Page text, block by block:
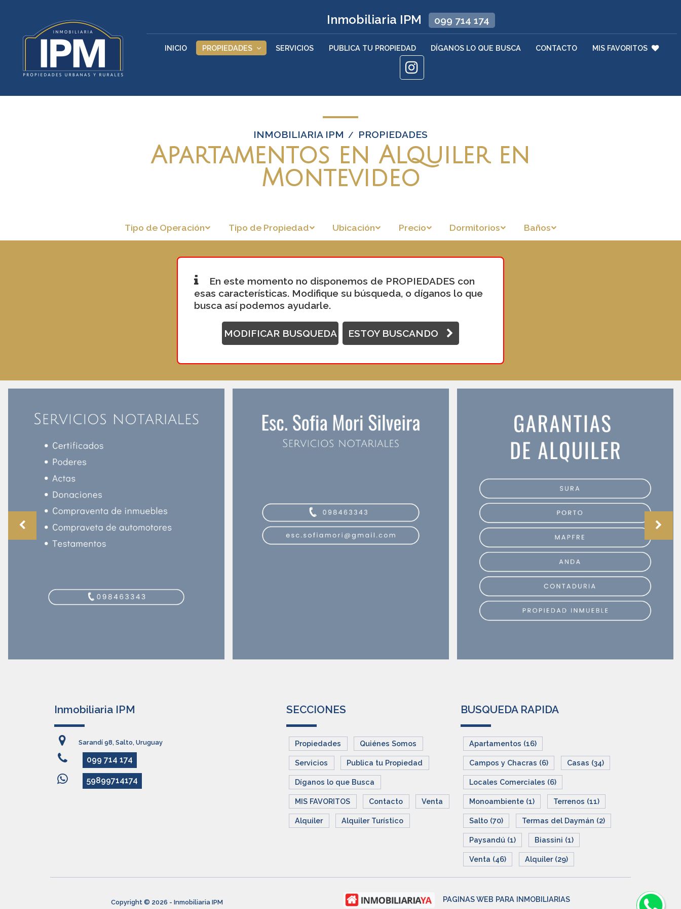
Inmobiliaria IPM 099 714 174
INICIO PROPIEDADES SERVICIOS PUBLICA TU PROPIEDAD DÍGANOS LO QUE BUSCA CONTACTO MIS FAVORITOS
INMOBILIARIA IPM / PROPIEDADES
Apartamentos en Alquiler en
Montevideo
Tipo de Operación Tipo de Propiedad Ubicación Precio Dormitorios Baños
En este momento no disponemos de PROPIEDADES con
esas características. Modifique su búsqueda, o díganos lo que
busca así podemos ayudarle.
MODIFICAR BUSQUEDA ESTOY BUSCANDO
Inmobiliaria IPM
Sarandí 98, Salto, Uruguay
099 714 174
59899714174
SECCIONES
Propiedades Quiénes Somos
Servicios Publica tu Propiedad
Díganos lo que Busca
MIS FAVORITOS Contacto Venta
Alquiler Alquiler Turístico
BUSQUEDA RAPIDA
Apartamentos (16)
Campos y Chacras (6) Casas (34)
Locales Comerciales (6)
Monoambiente (1) Terrenos (11)
Salto (70) Termas del Daymán (2)
Paysandú (1) Biassini (1)
Venta (46) Alquiler (29)
Copyright © 2026 - Inmobiliaria IPM PAGINAS WEB PARA INMOBILIARIAS